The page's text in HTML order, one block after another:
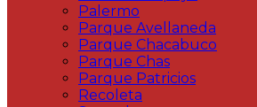
Palermo
Parque Avellaneda
Parque Chacabuco
Parque Chas
Parque Patricios
Recoleta